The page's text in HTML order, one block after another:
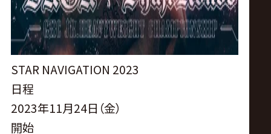
公
式
サ
イ
STAR NAVIGATION 2023
日程
2023年11月24日（金）
開始